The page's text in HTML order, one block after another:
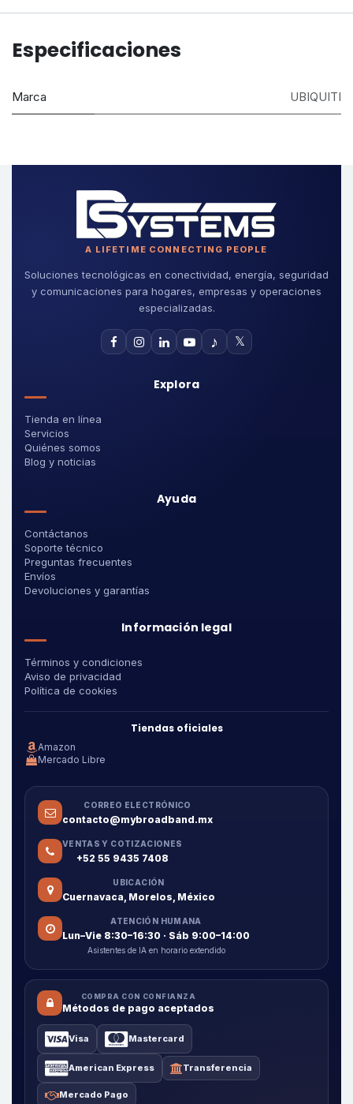
Especificaciones
Marca UBIQUITI
A LIFETIME CONNECTING PEOPLE
Soluciones tecnológicas en conectividad, energía, seguridad
y comunicaciones para hogares, empresas y operaciones
especializadas.
♪ 𝕏
Explora
Tienda en línea
Servicios
Quiénes somos
Blog y noticias
Ayuda
Contáctanos
Soporte técnico
Preguntas frecuentes
Envíos
Devoluciones y garantías
Información legal
Términos y condiciones
Aviso de privacidad
Política de cookies
Tiendas oficiales
Amazon
Mercado Libre
CORREO ELECTRÓNICO
contacto@mybroadband.mx
VENTAS Y COTIZACIONES
+52 55 9435 7408
UBICACIÓN
Cuernavaca, Morelos, México
ATENCIÓN HUMANA
Lun–Vie 8:30–16:30 · Sáb 9:00–14:00
Asistentes de IA en horario extendido
COMPRA CON CONFIANZA
Métodos de pago aceptados
Visa Mastercard
American Express Transferencia
Mercado Pago